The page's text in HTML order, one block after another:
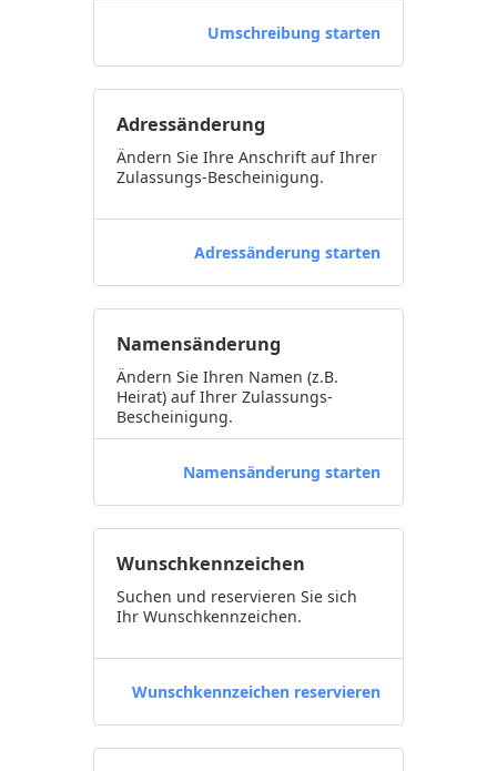
Umschreibung starten
Adressänderung
Ändern Sie Ihre Anschrift auf Ihrer
Zulassungs-Bescheinigung.
Adressänderung starten
Namensänderung
Ändern Sie Ihren Namen (z.B.
Heirat) auf Ihrer Zulassungs-
Bescheinigung.
Namensänderung starten
Wunschkennzeichen
Suchen und reservieren Sie sich
Ihr Wunschkennzeichen.
Wunschkennzeichen reservieren